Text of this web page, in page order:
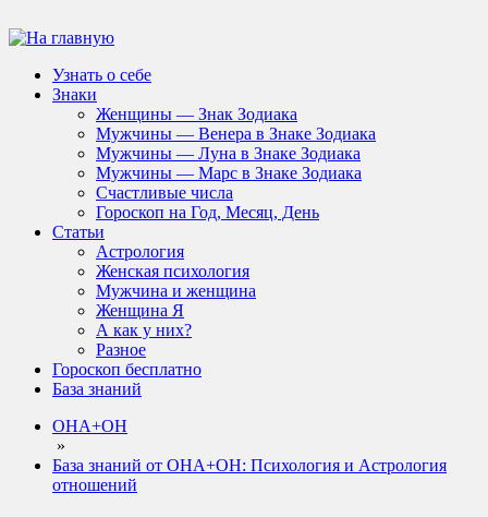
Узнать о себе
Знаки
Женщины — Знак Зодиака
Мужчины — Венера в Знаке Зодиака
Мужчины — Луна в Знаке Зодиака
Мужчины — Марс в Знаке Зодиака
Счастливые числа
Гороскоп на Год, Месяц, День
Статьи
Астрология
Женская психология
Мужчина и женщина
Женщина Я
А как у них?
Разное
Гороскоп бесплатно
База знаний
ОНА+ОН
»
База знаний от ОНА+ОН: Психология и Астрология
отношений